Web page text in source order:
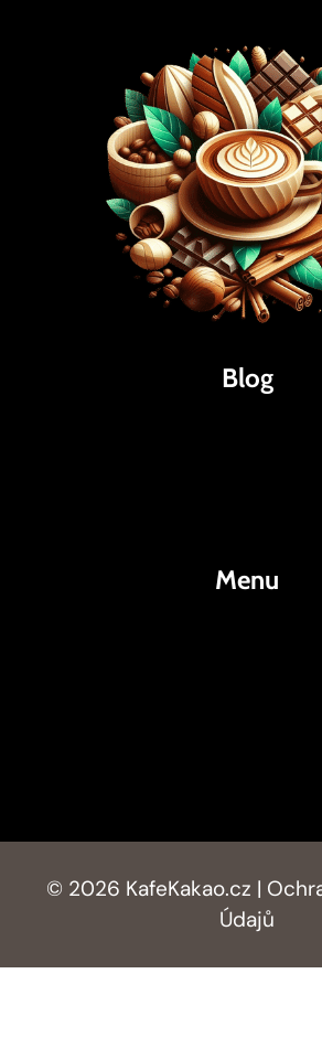
Blog
Menu
© 2026 KafeKakao.cz |
Údajů